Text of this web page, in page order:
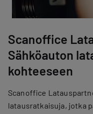
Scanoffice
Sähköauton
kohteeseen
Scanoffice
latausratkaisuja, jotka